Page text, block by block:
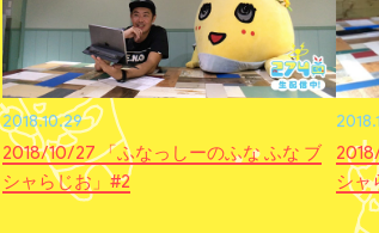
2018.10.29
2018/10/27 「ふなっしーのふな ふな ブ
シャらじお」#2
シャ